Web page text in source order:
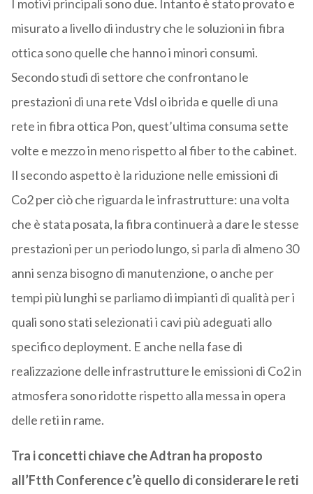
I motivi principali sono due. Intanto è stato provato e
misurato a livello di industry che le soluzioni in fibra
ottica sono quelle che hanno i minori consumi.
Secondo studi di settore che confrontano le
prestazioni di una rete Vdsl o ibrida e quelle di una
rete in fibra ottica Pon, quest’ultima consuma sette
volte e mezzo in meno rispetto al fiber to the cabinet.
Il secondo aspetto è la riduzione nelle emissioni di
Co2 per ciò che riguarda le infrastrutture: una volta
che è stata posata, la fibra continuerà a dare le stesse
prestazioni per un periodo lungo, si parla di almeno 30
anni senza bisogno di manutenzione, o anche per
tempi più lunghi se parliamo di impianti di qualità per i
quali sono stati selezionati i cavi più adeguati allo
specifico deployment. E anche nella fase di
realizzazione delle infrastrutture le emissioni di Co2 in
atmosfera sono ridotte rispetto alla messa in opera
delle reti in rame.
Tra i concetti chiave che Adtran ha proposto
all’Ftth Conference c’è quello di considerare le reti